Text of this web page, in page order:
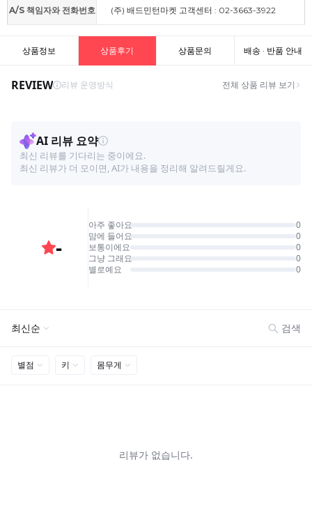
A/S 책임자와 전화번호 (주) 배드민턴마켓 고객센터 : 02-3663-3922
상품정보 상품후기 상품문의 배송 · 반품 안내